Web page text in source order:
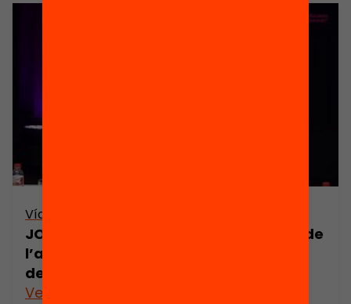
Vídeo
JORNADA: El com, el què i el per a què de
l’avaluació de l’alumnat – Taula de
debat 1 (retransmissió en directe)
Veure’n més